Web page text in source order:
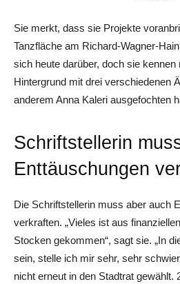
Sie merkt, dass sie Projekte
Tanzfläche am Richard-Wagner-
sich heute darüber, doch sie kennen
Hintergrund mit drei verschiedenen
anderem Anna Kaleri ausgefochten
Schriftstellerin
Enttäuschungen
Die Schriftstellerin muss aber auch
verkraften. „Vieles ist aus
Stocken gekommen“, sagt sie. „In
sein, stelle ich mir sehr, sehr
nicht erneut in den Stadtrat gewählt.